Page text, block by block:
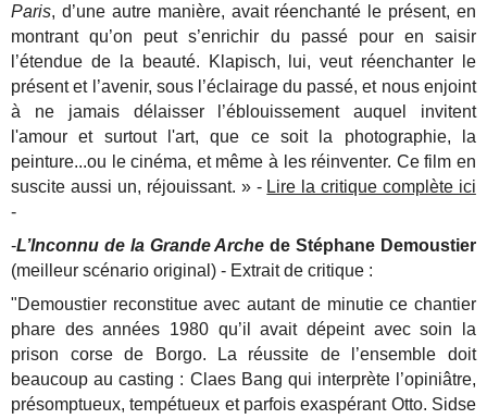
Paris, d’une autre manière, avait réenchanté le présent, en
montrant qu’on peut s’enrichir du passé pour en saisir
l’étendue de la beauté. Klapisch, lui, veut réenchanter le
présent et l’avenir, sous l’éclairage du passé, et nous enjoint
à ne jamais délaisser l’éblouissement auquel invitent
l'amour et surtout l'art, que ce soit la photographie, la
peinture...ou le cinéma, et même à les réinventer. Ce film en
suscite aussi un, réjouissant. » - Lire la critique complète ici
-
-L’Inconnu de la Grande Arche de Stéphane Demoustier
(meilleur scénario original) - Extrait de critique :
"Demoustier reconstitue avec autant de minutie ce chantier
phare des années 1980 qu’il avait dépeint avec soin la
prison corse de Borgo. La réussite de l’ensemble doit
beaucoup au casting : Claes Bang qui interprète l’opiniâtre,
présomptueux, tempétueux et parfois exaspérant Otto. Sidse